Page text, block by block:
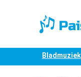
Bladmuziek